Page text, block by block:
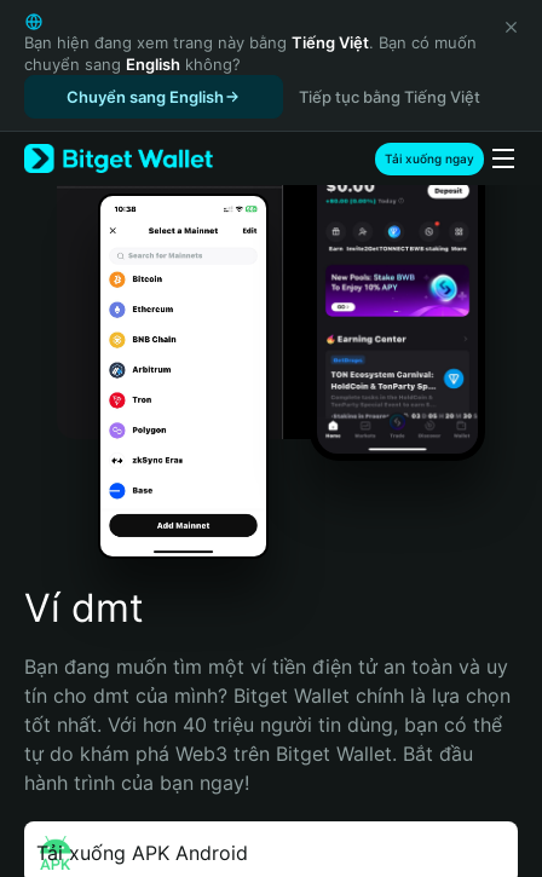
English
日本語
Tiếng Việt
Русский
Español (Latinoamérica)
Türkçe
Italiano
Português (Portugal)
Bahasa Indonesia
Português (Brasil)
Español (Argentina)
Bạn hiện đang xem trang này bằng Tiếng Việt. Bạn có muốn
chuyển sang English không?
Chuyển sang English
Tiếp tục bằng Tiếng Việt
Tải xuống ngay
Ví dmt
Bạn đang muốn tìm một ví tiền điện tử an toàn và uy
tín cho dmt của mình? Bitget Wallet chính là lựa chọn
tốt nhất. Với hơn 40 triệu người tin dùng, bạn có thể
tự do khám phá Web3 trên Bitget Wallet. Bắt đầu
hành trình của bạn ngay!
Tải xuống APK Android